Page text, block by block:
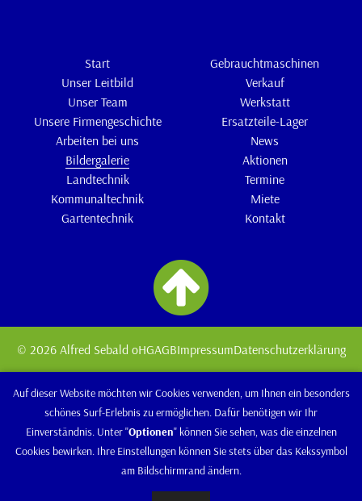
Start
Unser Leitbild
Unser Team
Unsere Firmengeschichte
Arbeiten bei uns
Bildergalerie
Landtechnik
Kommunaltechnik
Gartentechnik
Gebrauchtmaschinen
Verkauf
Werkstatt
Ersatzteile-Lager
News
Aktionen
Termine
Miete
Kontakt
© 2026 Alfred Sebald oHGAGBImpressumDatenschutzerklärung
Auf dieser Website möchten wir Cookies verwenden, um Ihnen ein besonders
schönes Surf-Erlebnis zu ermöglichen. Dafür benötigen wir Ihr
Einverständnis. Unter "Optionen" können Sie sehen, was die einzelnen
Cookies bewirken. Ihre Einstellungen können Sie stets über das Kekssymbol
am Bildschirmrand ändern.